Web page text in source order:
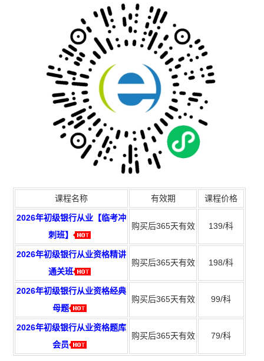
课程名称 有效期 课程价格
2026年初级银行从业【临考冲
刺班】
购买后365天有效 139/科
2026年初级银行从业资格精讲
通关班
购买后365天有效 198/科
2026年初级银行从业资格经典
母题
购买后365天有效 99/科
2026年初级银行从业资格题库
会员
购买后365天有效 79/科